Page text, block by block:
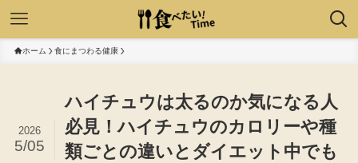
ホーム 食にまつわる健康
ハイチュウは太るのか気になる人
必見！ハイチュウのカロリーや種
類ごとの違いとダイエット中でも
2026
5/05